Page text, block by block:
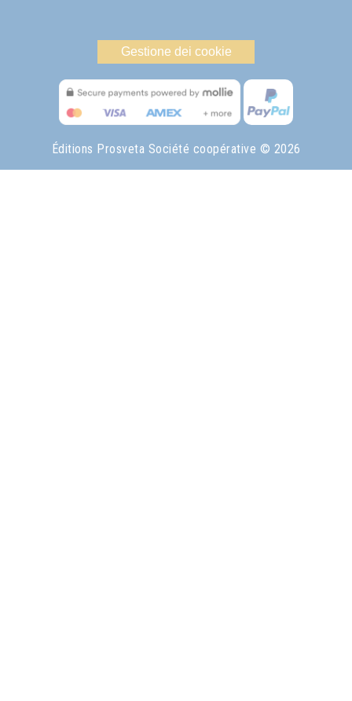
Gestione dei cookie
Éditions Prosveta Société coopérative © 2026